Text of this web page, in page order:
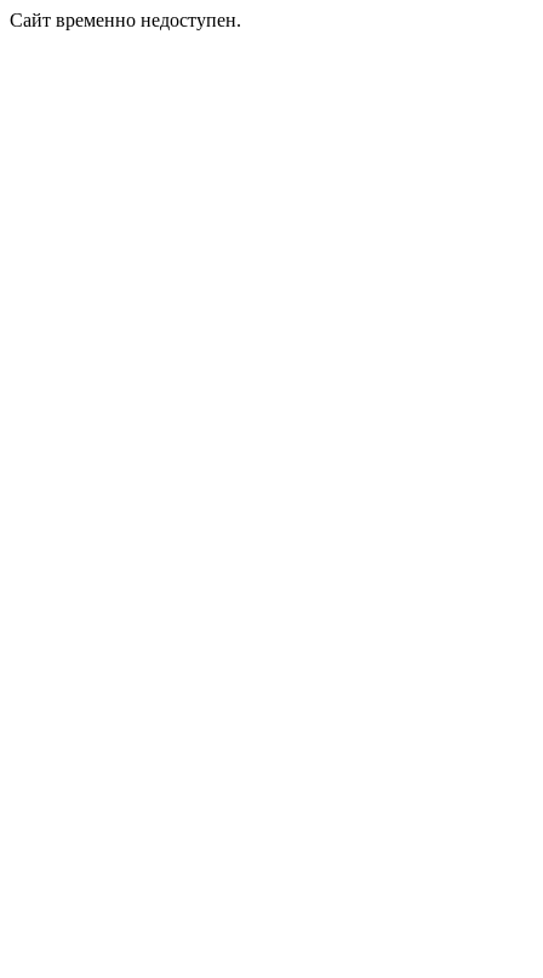
Сайт временно недоступен.